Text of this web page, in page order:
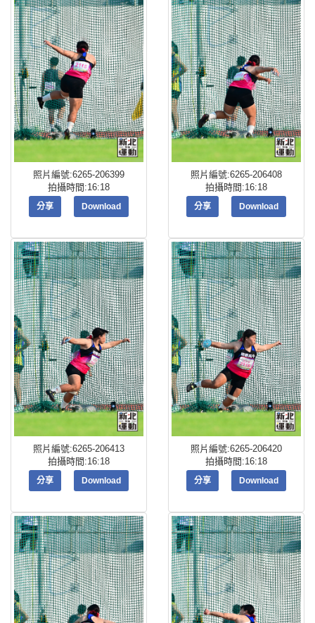
照片編號:6265-206399
拍攝時間:16:18
分享 Download
照片編號:6265-206408
拍攝時間:16:18
分享 Download
照片編號:6265-206413
拍攝時間:16:18
分享 Download
照片編號:6265-206420
拍攝時間:16:18
分享 Download